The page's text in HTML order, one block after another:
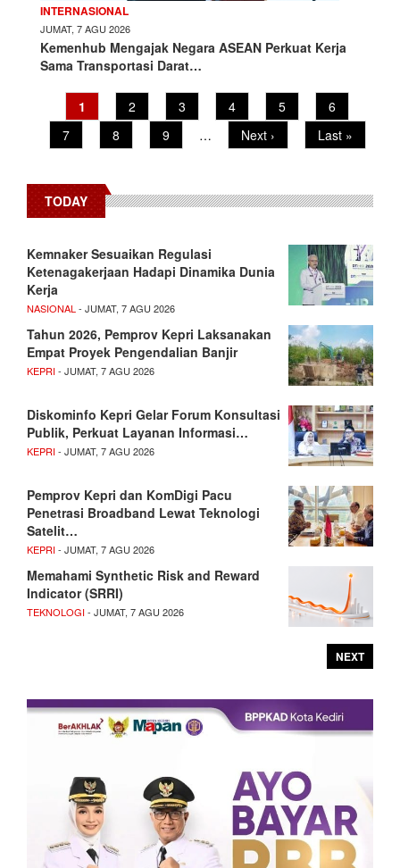
INTERNASIONAL
JUMAT, 7 AGU 2026
Kemenhub Mengajak Negara ASEAN Perkuat Kerja
Sama Transportasi Darat…
PaginationCurrent
page
1 Page
2 Page
3 Page
4 Page
5 Page
6
Page
7 Page
8 Page
9 …
Next
page
Next ›
Last
page
Last »
TODAY
Kemnaker Sesuaikan Regulasi
Ketenagakerjaan Hadapi Dinamika Dunia
Kerja
NASIONAL - JUMAT, 7 AGU 2026
Tahun 2026, Pemprov Kepri Laksanakan
Empat Proyek Pengendalian Banjir
KEPRI- JUMAT, 7 AGU 2026
Diskominfo Kepri Gelar Forum Konsultasi
Publik, Perkuat Layanan Informasi…
KEPRI- JUMAT, 7 AGU 2026
Pemprov Kepri dan KomDigi Pacu
Penetrasi Broadband Lewat Teknologi
Satelit…
KEPRI- JUMAT, 7 AGU 2026
Memahami Synthetic Risk and Reward
Indicator (SRRI)
TEKNOLOGI- JUMAT, 7 AGU 2026
NEXT